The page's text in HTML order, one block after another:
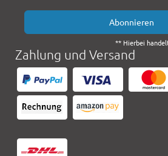
Abonnieren
** Hierbei
Zahlung und Versand